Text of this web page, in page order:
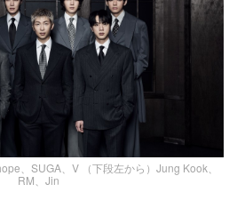
、SUGA、V （下段左から）Jung Kook、
RM、Jin